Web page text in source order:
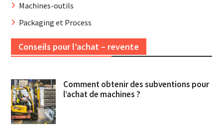
Machines-outils
Packaging et Process
Conseils pour l’achat – revente
Comment obtenir des subventions pour
l’achat de machines ?